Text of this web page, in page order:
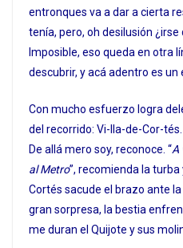
entronques va a dar a cierta
tenía, pero, oh desilusión ¿irse
Imposible, eso queda en otra
descubrir, y acá adentro es un
Con mucho esfuerzo logra
del recorrido: Vi-lla-de-Cor-
De allá mero soy, reconoce. “A
al Metro”, recomienda la
Cortés sacude el brazo ante
gran sorpresa, la bestia
me duran el Quijote y sus